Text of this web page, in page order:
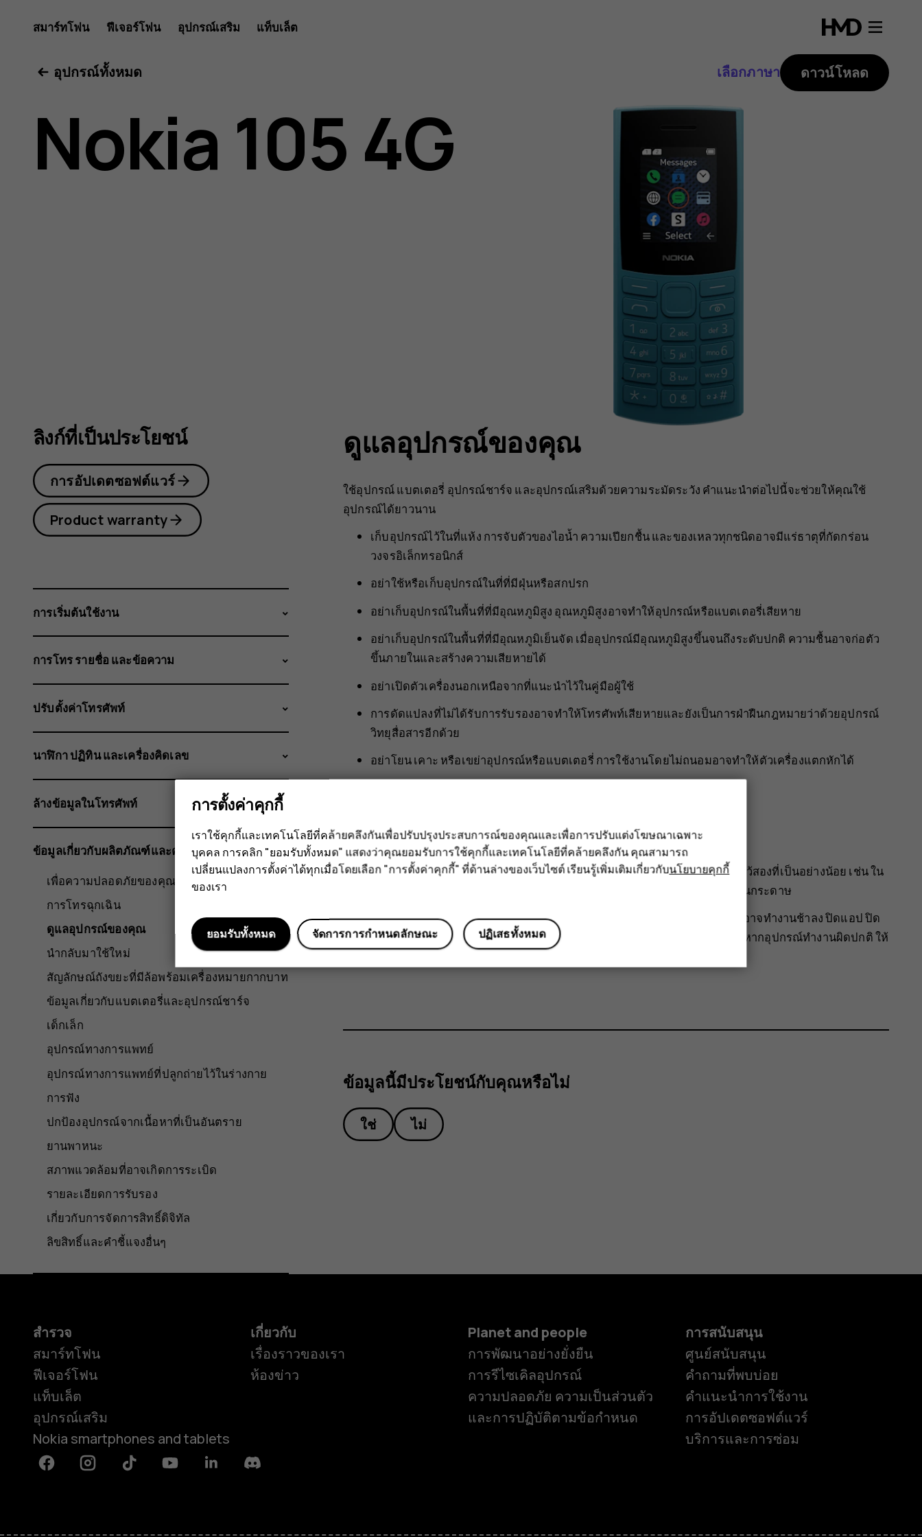
คู่มือ
ผู้
ใช้
4G
สมาร์ทโฟน ฟีเจอร์โฟน อุปกรณ์เสริม แท็บเล็ต
อุปกรณ์ทั้งหมด เลือกภาษา ดาวน์โหลด
Nokia 105 4G
ดูแลอุปกรณ์ของคุณ
ใช้อุปกรณ์ แบตเตอรี่ อุปกรณ์ชาร์จ และอุปกรณ์เสริมด้วยความระมัดระวัง คำแนะนำต่อไปนี้จะช่วยให้คุณใช้
อุปกรณ์ได้ยาวนาน
เก็บอุปกรณ์ไว้ในที่แห้ง การจับตัวของไอน้ำ ความเปียกชื้น และของเหลวทุกชนิดอาจมีแร่ธาตุที่กัดกร่อน
วงจรอิเล็กทรอนิกส์
อย่าใช้หรือเก็บอุปกรณ์ในที่ที่มีฝุ่นหรือสกปรก
อย่าเก็บอุปกรณ์ในพื้นที่ที่มีอุณหภูมิสูง อุณหภูมิสูงอาจทำให้อุปกรณ์หรือแบตเตอรี่เสียหาย
อย่าเก็บอุปกรณ์ในพื้นที่ที่มีอุณหภูมิเย็นจัด เมื่ออุปกรณ์มีอุณหภูมิสูงขึ้นจนถึงระดับปกติ ความชื้นอาจก่อตัว
ขึ้นภายในและสร้างความเสียหายได้
อย่าเปิดตัวเครื่องนอกเหนือจากที่แนะนำไว้ในคู่มือผู้ใช้
การดัดแปลงที่ไม่ได้รับการรับรองอาจทำให้โทรศัพท์เสียหายและยังเป็นการฝ่าฝืนกฎหมายว่าด้วยอุปกรณ์
วิทยุสื่อสารอีกด้วย
อย่าโยน เคาะ หรือเขย่าอุปกรณ์หรือแบตเตอรี่ การใช้งานโดยไม่ถนอมอาจทำให้ตัวเครื่องแตกหักได้
เก็บโทรศัพท์ไว้ให้ห่างจากแม่เหล็กหรือสนามแม่เหล็ก
ในการเก็บรักษาข้อมูลสำคัญของคุณให้ปลอดภัย ให้จัดเก็บข้อมูลนั้นโดยแยกไว้สองที่เป็นอย่างน้อย เช่น ใน
โทรศัพท์ การ์ดหน่วยความจำ หรือคอมพิวเตอร์ หรือจดบันทึกข้อมูลสำคัญลงในกระดาษ
เครื่องอาจร้อนในช่วงที่ใช้งานเป็นเวลานาน ซึ่งโดยทั่วไปแล้วเป็นเรื่องปกติ อุปกรณ์อาจทำงานช้าลง ปิดแอป ปิด
การชาร์จ หรือปิดตัวเองโดยอัตโนมัติหากจำเป็นเพื่อป้องกันไม่ให้เครื่องร้อนเกินไป หากอุปกรณ์ทำงานผิดปกติ ให้
ข้อมูลนี้มีประโยชน์กับคุณหรือไม่
ใช่ ไม่
ลิงก์ที่เป็นประโยชน์
การอัปเดตซอฟต์แวร์
Product warranty
การเริ่มต้นใช้งาน
การโทร รายชื่อ และข้อความ
ปรับตั้งค่าโทรศัพท์
นาฬิกา ปฏิทิน และเครื่องคิดเลข
ล้างข้อมูลในโทรศัพท์
ข้อมูลเกี่ยวกับผลิตภัณฑ์และความปลอดภัย
เพื่อความปลอดภัยของคุณ
การโทรฉุกเฉิน
ดูแลอุปกรณ์ของคุณ
นำกลับมาใช้ใหม่
สัญลักษณ์ถังขยะที่มีล้อพร้อมเครื่องหมายกากบาท
ข้อมูลเกี่ยวกับแบตเตอรี่และอุปกรณ์ชาร์จ
เด็กเล็ก
อุปกรณ์ทางการแพทย์
อุปกรณ์ทางการแพทย์ที่ปลูกถ่ายไว้ในร่างกาย
การฟัง
ปกป้องอุปกรณ์จากเนื้อหาที่เป็นอันตราย
ยานพาหนะ
สภาพแวดล้อมที่อาจเกิดการระเบิด
รายละเอียดการรับรอง
เกี่ยวกับการจัดการสิทธิ์ดิจิทัล
ลิขสิทธิ์และคำชี้แจงอื่นๆ
สำรวจ
สมาร์ทโฟน
ฟีเจอร์โฟน
แท็บเล็ต
อุปกรณ์เสริม
Nokia smartphones and tablets
เกี่ยวกับ
เรื่องราวของเรา
ห้องข่าว
Planet and people
การพัฒนาอย่างยั่งยืน
การรีไซเคิลอุปกรณ์
ความปลอดภัย ความเป็นส่วนตัว
และการปฏิบัติตามข้อกำหนด
การสนับสนุน
ศูนย์สนับสนุน
คำถามที่พบบ่อย
คำแนะนำการใช้งาน
การอัปเดตซอฟต์แวร์
บริการและการซ่อม
FacebookInstagramTiktok YoutubeLinkedinDiscord
การตั้งค่าคุกกี้
เราใช้คุกกี้และเทคโนโลยีที่คล้ายคลึงกันเพื่อปรับปรุงประสบการณ์ของคุณและเพื่อการปรับแต่งโฆษณาเฉพาะ
บุคคล การคลิก "ยอมรับทั้งหมด" แสดงว่าคุณยอมรับการใช้คุกกี้และเทคโนโลยีที่คล้ายคลึงกัน คุณสามารถ
เปลี่ยนแปลงการตั้งค่าได้ทุกเมื่อโดยเลือก "การตั้งค่าคุกกี้" ที่ด้านล่างของเว็บไซต์ เรียนรู้เพิ่มเติมเกี่ยวกับนโยบายคุกกี้
ของเรา
ปฏิเสธทั้งหมด
จัดการการกำหนดลักษณะ
ยอมรับทั้งหมด